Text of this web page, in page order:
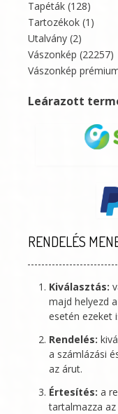
Tapéták (128)
Tartozékok (1)
Utalvány (2)
Vászonkép (22257)
Vászonkép
Leárazott
RENDELÉS
Kiválasztás:
majd helyezd
esetén ezeket
Rendelés:
a számlázási
az árut.
Értesítés: a
tartalmazza